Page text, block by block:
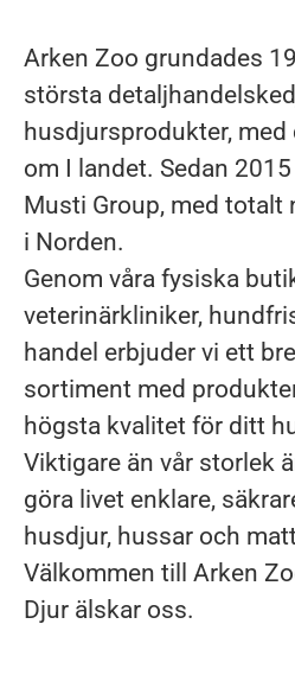
Arken Zoo grundades
största
husdjursprodukter,
om I landet. Sedan
Musti Group, med totalt
i Norden.
Genom våra fysiska
veterinärkliniker,
handel erbjuder vi ett
sortiment med
högsta kvalitet för ditt
Viktigare än vår storlek
göra livet enklare,
husdjur, hussar och
Välkommen till Arken
Djur älskar oss.